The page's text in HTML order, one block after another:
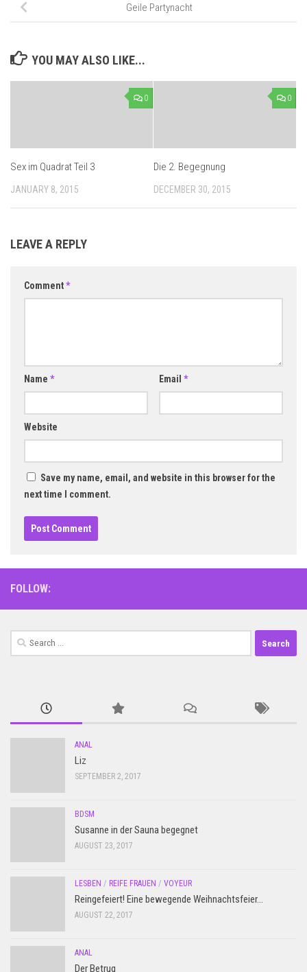
Geile Partynacht
YOU MAY ALSO LIKE...
0
Sex im Quadrat Teil 3
JANUARY 8, 2015
0
Die 2. Begegnung
DECEMBER 30, 2015
LEAVE A REPLY
Comment*
Name * Email *
Website
Save my name, email, and website in this browser for the
next time I comment.
FOLLOW:
Search
for:
ANAL
Liz
SEPTEMBER 2, 2017
BDSM
Susanne in der Sauna begegnet
AUGUST 23, 2017
LESBEN / REIFE FRAUEN / VOYEUR
Reingefeiert! Eine bewegende Weihnachtsfeier…
AUGUST 22, 2017
ANAL
Der Betrug